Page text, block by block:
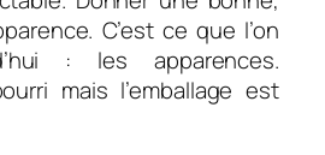
C’est ce que l’on
: les apparences.
mais l’emballage est